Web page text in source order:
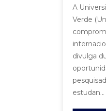
A
Verde
divulga
estudan...